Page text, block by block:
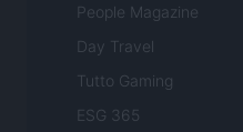
People Magazine
Day Travel
Tutto Gaming
ESG 365